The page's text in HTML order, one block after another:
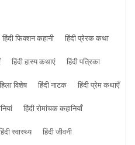
हिंदी फिक्शन कहानी
हिंदी प्रेरक कथा
हिंदी हास्य कथाएं
हिंदी पत्रिका
विशेष हिंदी नाटक
हिंदी प्रेम कथाएँ
हिंदी रोमांचक कहानियाँ
स्वास्थ्य
हिंदी जीवनी